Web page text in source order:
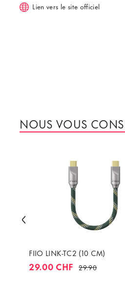
Lien vers le site officiel
NOUS VOUS
FIIO LINK-TC2 (10 CM)
29.00 CHF 29.90